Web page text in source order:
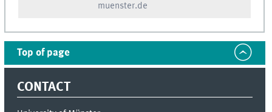
muenster.de
Top of page
CONTACT